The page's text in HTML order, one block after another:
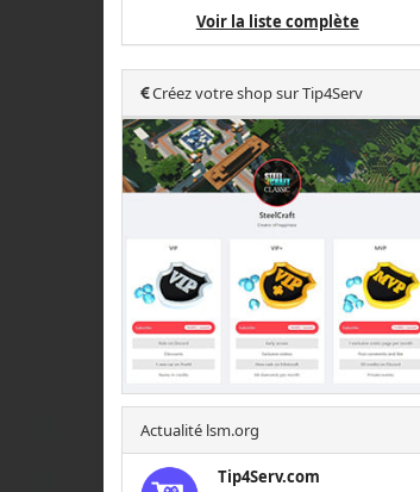
Voir la liste complète
Créez votre shop sur Tip4Serv
Actualité lsm.org
Tip4Serv.com